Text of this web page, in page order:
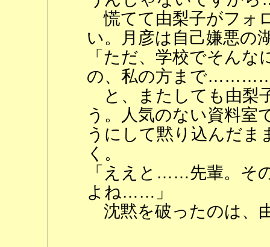
慌てて由梨子がフォ
い。月彦は自己嫌悪の
「ただ、学校でそん
の、私の方まで
と、またしても由梨
う。人気のない資料室
うにして黙り込んだま
く。
「ええと……先輩。そ
よね……」
沈黙を破ったのは、